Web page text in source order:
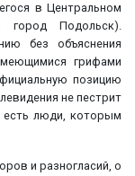
в Центральном
город Подольск).
без объяснения
грифами
позицию
не пестрит
люди, которым
и разногласий, о